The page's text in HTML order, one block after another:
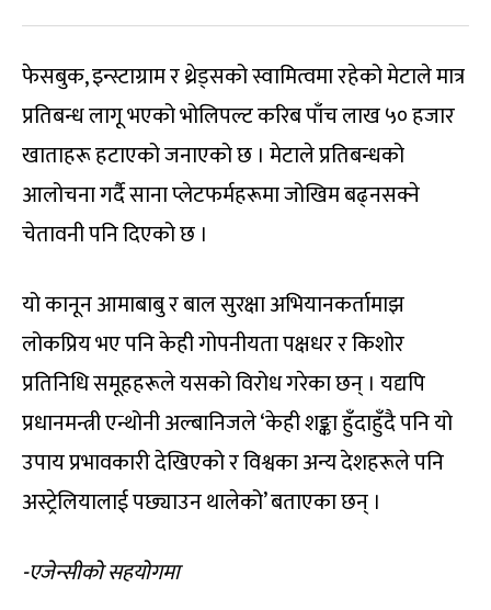
फेसबुक, इन्स्टाग्राम र थ्रेड्सको स्वामित्वमा रहेको मेटाले मात्र
प्रतिबन्ध लागू भएको भोलिपल्ट करिब पाँच लाख ५० हजार
खाताहरू हटाएको जनाएको छ । मेटाले प्रतिबन्धको
आलोचना गर्दै साना प्लेटफर्महरूमा जोखिम बढ्नसक्ने
चेतावनी पनि दिएको छ ।
यो कानून आमाबाबु र बाल सुरक्षा अभियानकर्तामाझ
लोकप्रिय भए पनि केही गोपनीयता पक्षधर र किशोर
प्रतिनिधि समूहहरूले यसको विरोध गरेका छन् । यद्यपि
प्रधानमन्त्री एन्थोनी अल्बानिजले ‘केही शङ्का हुँदाहुँदै पनि यो
उपाय प्रभावकारी देखिएको र विश्वका अन्य देशहरूले पनि
अस्ट्रेलियालाई पछ्याउन थालेको’ बताएका छन् ।
-एजेन्सीको सहयोगमा